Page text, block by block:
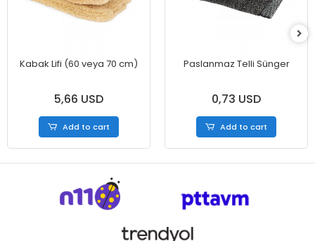
Kabak Lifi (60 veya 70 cm)
5,66 USD
Add to cart
Paslanmaz Telli Sünger
0,73 USD
Add to cart